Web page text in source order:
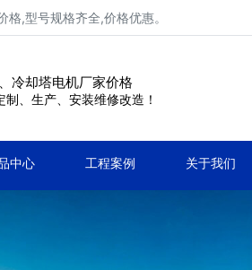
,型号规格齐全,价格优惠。
冷却塔电机厂家价格
、生产、安装维修改造！
中心 工程案例 关于我们